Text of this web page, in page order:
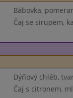
Bábovka,
Čaj se sirupem,
Dýňový chléb,
Čaj s citronem,